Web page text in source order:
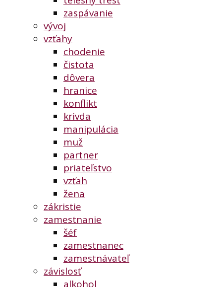
zaspávanie
vývoj
vzťahy
chodenie
čistota
dôvera
hranice
konflikt
krivda
manipulácia
muž
partner
priateľstvo
vzťah
žena
zákristie
zamestnanie
šéf
zamestnanec
zamestnávateľ
závislosť
alkohol